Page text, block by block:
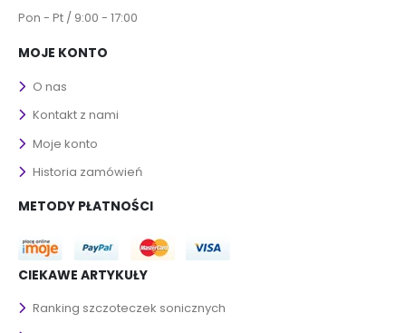
Pon - Pt / 9:00 - 17:00
MOJE KONTO
O nas
Kontakt z nami
Moje konto
Historia zamówień
METODY PŁATNOŚCI
CIEKAWE ARTYKUŁY
Ranking szczoteczek sonicznych